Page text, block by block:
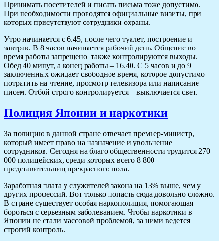
Принимать посетителей и писать письма тоже допустимо.
При необходимости проводятся официальные визиты, при
которых присутствуют сотрудники охраны.
Утро начинается с 6.45, после чего туалет, построение и
завтрак. В 8 часов начинается рабочий день. Общение во
время работы запрещено, также контролируются выходы.
Обед 40 минут, а конец работы – 16.40. С 5 часов и до 9
заключённых ожидает свободное время, которое допустимо
потратить на чтение, просмотр телевизора или написание
писем. Отбой строго контролируется – выключается свет.
Полиция Японии и наркотики
За полицию в данной стране отвечает премьер-министр,
который имеет право на назначение и увольнение
сотрудников. Сегодня на благо общественности трудится 270
000 полицейских, среди которых всего 8 800
представительниц прекрасного пола.
Заработная плата у служителей закона на 13% выше, чем у
других профессий. Вот только попасть сюда довольно сложно.
В стране существует особая наркополиция, помогающая
бороться с серьезным заболеванием. Чтобы наркотики в
Японии не стали массовой проблемой, за ними ведется
строгий контроль.